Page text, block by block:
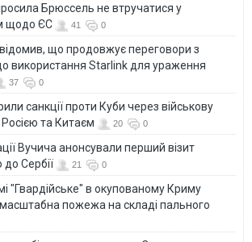
Брюссель не втручатися у
щодо ЄС
41 0
що продовжує переговори з
використання Starlink для ураження
37 0
санкції проти Куби через військову
та Китаєм
20 0
Вучича анонсували перший візит
Сербії
21 0
"Гвардійське" в окупованому Криму
пожежа на складі пального